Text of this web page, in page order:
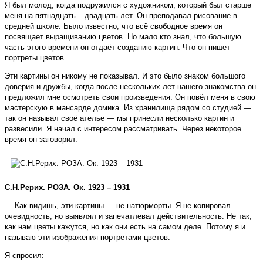
Я был молод, когда подружился с художником, который был старше
меня на пятнадцать – двадцать лет. Он преподавал рисование в
средней школе. Было известно, что всё свободное время он
посвящает выращиванию цветов. Но мало кто знал, что большую
часть этого времени он отдаёт созданию картин. Что он пишет
портреты цветов.
Эти картины он никому не показывал. И это было знаком большого
доверия и дружбы, когда после нескольких лет нашего знакомства он
предложил мне осмотреть свои произведения. Он повёл меня в свою
мастерскую в мансарде домика. Из хранилища рядом со студией —
так он называл своё ателье — мы принесли несколько картин и
развесили. Я начал с интересом рассматривать. Через некоторое
время он заговорил:
С.Н.Рерих. РОЗА. Ок. 1923 – 1931
— Как видишь, эти картины — не натюрморты. Я не копировал
очевидность, но выявлял и запечатлевал действительность. Не так,
как нам цветы кажутся, но как они есть на самом деле. Потому я и
называю эти изображения портретами цветов.
Я спросил: